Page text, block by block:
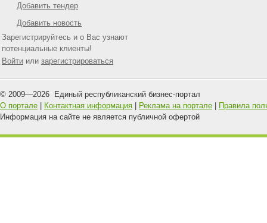
Добавить тендер
Добавить новость
Зарегистрируйтесь и о Вас узнают
потенциальные клиенты!
Войти или зарегистрироваться
© 2009—2026 Единый республиканский бизнес-портал
О портале
Контактная информация Реклама на портале
Правила
Информация на сайте не является публичной офертой